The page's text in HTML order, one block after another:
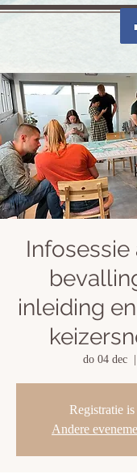
inleiding
do 04 dec
  |
Registratie
Andere